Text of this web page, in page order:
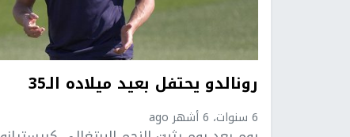
رونالدو يحتفل بعيد ميلاده الـ35
6 سنوات، 6 أشهر ago